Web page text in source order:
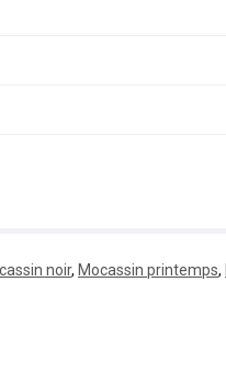
noir, Mocassin printemps,